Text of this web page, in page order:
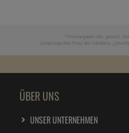
* Preisangaben inkl. gesetzl.
Ursprünglicher Preis des Händlers,
ÜBER UNS
UNSER UNTERNEHMEN